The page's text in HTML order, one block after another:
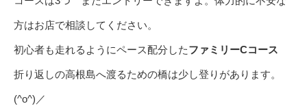
方はお店で相談してください。
初心者も走れるようにペース配分したファミリーCコース
折り返しの高根島へ渡るための橋は少し登りがあります。
(^o^)／